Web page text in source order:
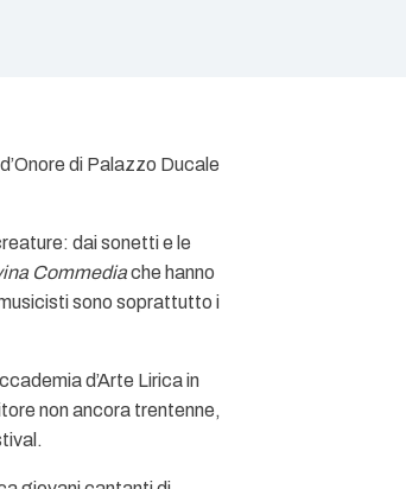
di Palazzo Ducale
dai sonetti e le
Commediache hanno
sono soprattutto i
d’Arte Lirica in
non ancora trentenne,